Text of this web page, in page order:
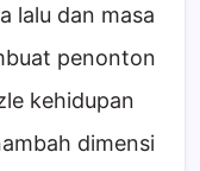
lalu dan masa
penonton
kehidupan
dimensi